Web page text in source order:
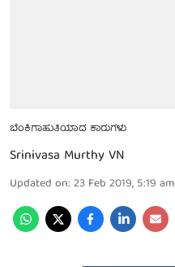
ಬೆಂಕಿಗಾಹುತಿಯಾದ ಕಾರುಗಳು
Srinivasa Murthy VN
Updated on: 23 Feb 2019, 5:19 am